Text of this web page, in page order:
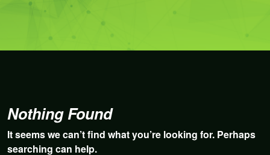
Nothing Found
It seems we can’t find what you’re looking for. Perhaps
searching can help.